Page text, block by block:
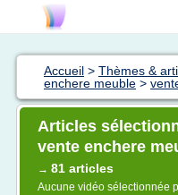
Accueil > Thèmes &
enchere meuble >
Articles
vente enchere
→ 81 articles
Aucune vidéo sélectionnée